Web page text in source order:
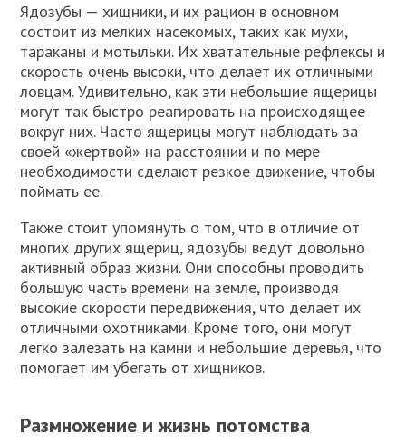
Ядозубы — хищники, и их рацион в основном
состоит из мелких насекомых, таких как мухи,
тараканы и мотыльки. Их хватательные рефлексы и
скорость очень высоки, что делает их отличными
ловцам. Удивительно, как эти небольшие ящерицы
могут так быстро реагировать на происходящее
вокруг них. Часто ящерицы могут наблюдать за
своей «жертвой» на расстоянии и по мере
необходимости сделают резкое движение, чтобы
поймать ее.
Также стоит упомянуть о том, что в отличие от
многих других ящериц, ядозубы ведут довольно
активный образ жизни. Они способны проводить
большую часть времени на земле, производя
высокие скорости передвижения, что делает их
отличными охотниками. Кроме того, они могут
легко залезать на камни и небольшие деревья, что
помогает им убегать от хищников.
Размножение и жизнь потомства